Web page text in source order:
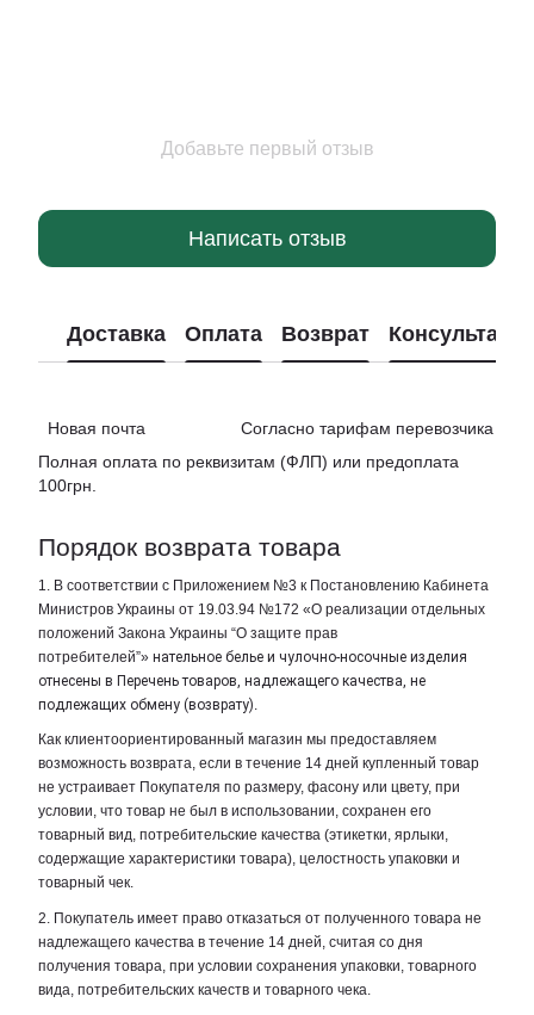
Добавьте первый отзыв
Написать отзыв
Доставка Оплата Возврат
Новая почта Согласно тарифам перевозчика
Полная оплата по реквизитам (ФЛП) или предоплата
100грн.
Порядок возврата товара
1. В соответствии с Приложением №3 к Постановлению Кабинета
Министров Украины от 19.03.94 №172 «О реализации отдельных
положений Закона Украины “О защите прав
потребителей”» нательное белье и чулочно-носочные изделия
отнесены в Перечень товаров, надлежащего качества, не
подлежащих обмену (возврату).
Как клиентоориентированный магазин мы предоставляем
возможность возврата, если в течение 14 дней купленный товар
не устраивает Покупателя по размеру, фасону или цвету, при
условии, что товар не был в использовании, сохранен его
товарный вид, потребительские качества (этикетки, ярлыки,
содержащие характеристики товара), целостность упаковки и
товарный чек.
2. Покупатель имеет право отказаться от полученного товара не
надлежащего качества в течение 14 дней, считая со дня
получения товара, при условии сохранения упаковки, товарного
вида, потребительских качеств и товарного чека.